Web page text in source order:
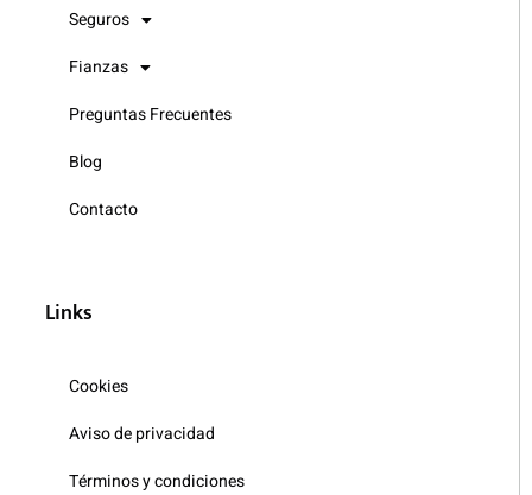
Seguros
Fianzas
Preguntas Frecuentes
Blog
Contacto
Links
Cookies
Aviso de privacidad
Términos y condiciones